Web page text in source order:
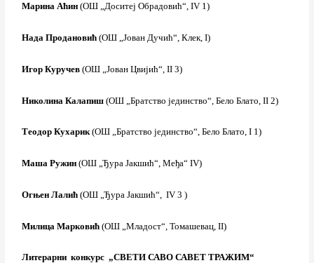
Марина Аћин (ОШ „Доситеј Обрадовић“, IV 1)
Нада Продановић (ОШ „Јован Дучић“, Клек, I)
Игор Куручев (ОШ „Јован Цвијић“, II 3)
Николина Калапиш (ОШ „Братство јединство“, Бело Блато, II 2)
Теодор Кухарик(ОШ „Братство јединство“, Бело Блато, I 1)
Маша Ружин (ОШ „Ђура Јакшић“, Међа“ IV)
Огњен Лалић (ОШ „Ђура Јакшић“, IV 3 )
Милица Марковић (ОШ „Младост“, Томашевац, II)
Литерарни конкурс „СВЕТИ САВО САВЕТ ТРАЖИМ“